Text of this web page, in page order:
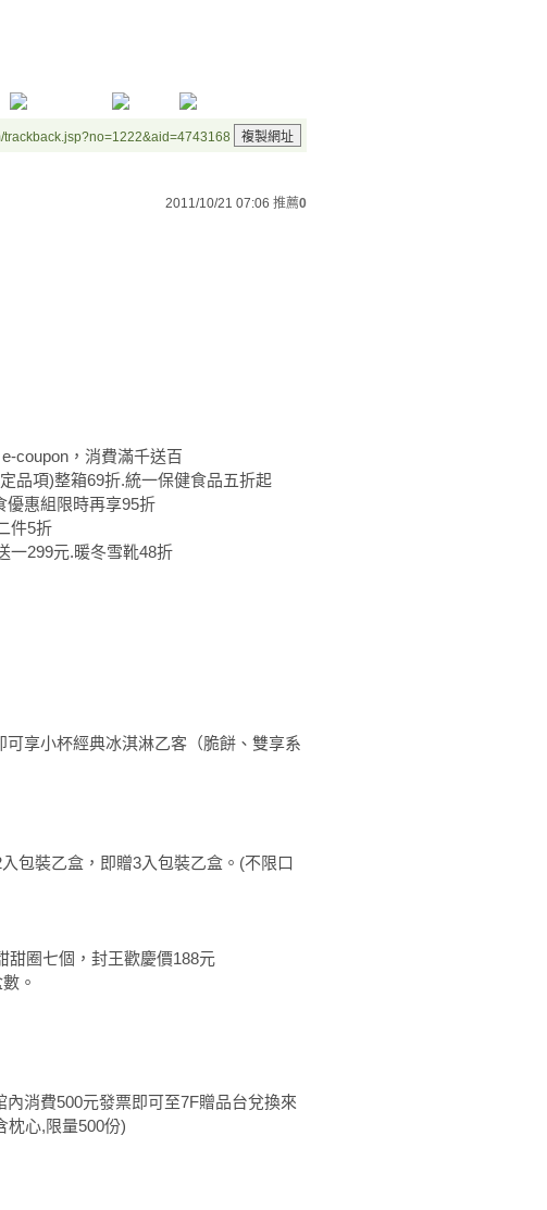
trackback.jsp?no=1222&aid=4743168
2011/10/21 07:06 推薦0
coupon，消費滿千送百
品項)整箱69折.統一保健食品五折起
優惠組限時再享95折
件5折
一299元.暖冬雪靴48折
享小杯經典冰淇淋乙客（脆餅、雙享系
包裝乙盒，即贈3入包裝乙盒。(不限口
甜圈七個，封王歡慶價188元
。
消費500元發票即可至7F贈品台兌換來
枕心,限量500份)